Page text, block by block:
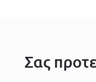
Σας